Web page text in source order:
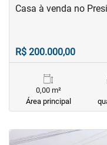
Casa à venda no
R$ 200.000,00
0,00 m²
Área principal